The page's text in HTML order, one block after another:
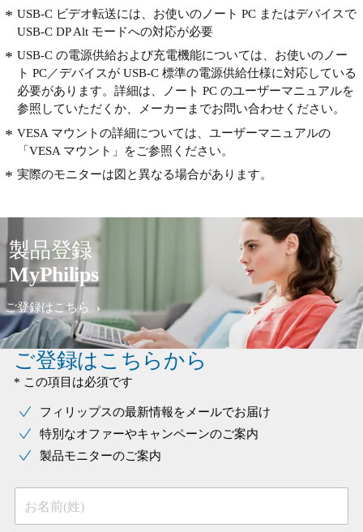
USB-C ビデオ転送には、お使いのノート PC またはデバイスで
USB-C DP Alt モードへの対応が必要
USB-C の電源供給および充電機能については、お使いのノー
ト PC／デバイスが USB-C 標準の電源供給仕様に対応している
必要があります。詳細は、ノート PC のユーザーマニュアルを
参照していただくか、メーカーまでお問い合わせください。
VESA マウントの詳細については、ユーザーマニュアルの
「VESA マウント」をご参照ください。
実際のモニターは図と異なる場合があります。
製品登録
MyPhilips
ご登録はこちら
ご登録はこちらから
* この項目は必須です
フィリップスの最新情報をメールでお届け
特別なオファーやキャンペーンのご案内
製品モニターのご案内
お名前(姓)